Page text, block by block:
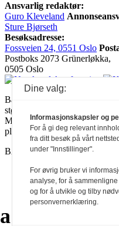
Ansvarlig redaktør:
Guro Kleveland
Sture Bjørseth
Besøksadresse:
Fossveien 24, 0551 Oslo
Postboks 2073 Grünerløkka,
0505 Oslo
Ballade mottar tilskudd fra
støtte fra eierne NOPA, Norsk
Musikkforleggerne. Ballade
plakaten.
BALLADE — NORGES
a
aaa
Dine valg:
Informasjonskapsler og
For å gi deg relevant
fra ditt besøk på vårt
under "Innstillinger".
For øvrig bruker vi
analyse, for å
og for å utvikle og tilby
personvernerklæring.